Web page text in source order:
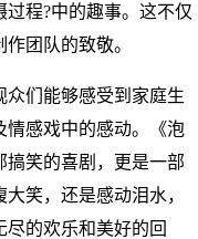
程?中的趣事。这不仅
团队的致敬。
们能够感受到家庭生
感戏中的感动。《泡
笑的喜剧，更是一部
笑，还是感动泪水，
的欢乐和美好的回